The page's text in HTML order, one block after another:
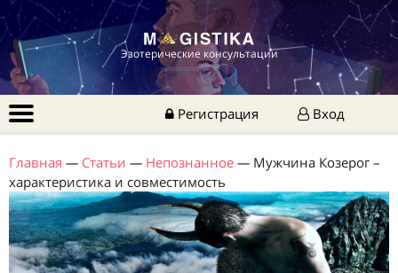
Эзотерические консультации
Регистрация Вход
Главная — Статьи — Непознанное — Мужчина Козерог –
характеристика и совместимость